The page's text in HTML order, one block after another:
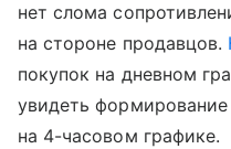
нет слома
на стороне продавцов.
покупок на дневном
увидеть
на 4-часовом графике.